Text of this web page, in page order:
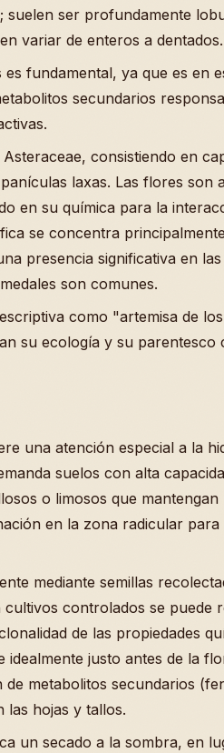
ser profundamente
variar de enteros a dentados.
fundamental, ya que es en
secundarios
consistiendo en
laxas. Las flores son
en su química para la
se concentra
presencia significativa en
son comunes.
como "artemisa de
su ecología y su parentesco
una atención especial a la
suelos con alta
o limosos que mantengan
en la zona radicular para
mediante semillas
controlados se puede
de las propiedades
idealmente justo antes de la
metabolitos secundarios
las hojas y tallos.
un secado a la sombra, en